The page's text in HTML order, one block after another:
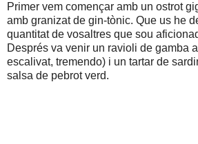
Primer vem començar amb un ostrot
amb granizat de gin-tònic. Que us he
quantitat de vosaltres que sou
Després va venir un ravioli de gamba
escalivat, tremendo) i un tartar de
salsa de pebrot verd.